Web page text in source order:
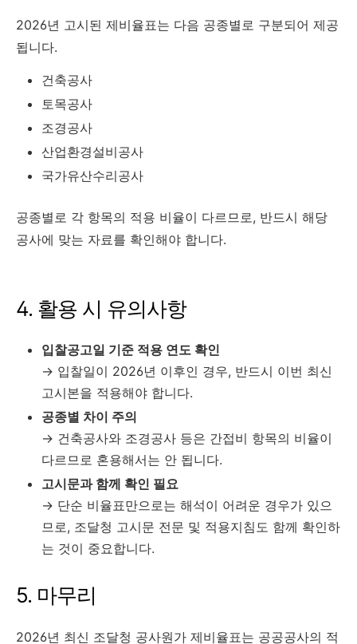
2026년 고시된 제비율표는 다음 공종별로 구분되어 제공
됩니다.
건축공사
토목공사
조경공사
산업환경설비공사
국가유산수리공사
공종별로 각 항목의 적용 비율이 다르므로, 반드시 해당
공사에 맞는 자료를 확인해야 합니다.
4. 활용 시 유의사항
입찰공고일 기준 적용 연도 확인
→ 입찰일이 2026년 이후인 경우, 반드시 이번 최신
고시본을 적용해야 합니다.
공종별 차이 주의
→ 건축공사와 조경공사 등은 간접비 항목의 비율이
다르므로 혼용해서는 안 됩니다.
고시문과 함께 확인 필요
→ 단순 비율표만으로는 해석이 어려운 경우가 있으
므로, 조달청 고시문 전문 및 적용지침도 함께 확인하
는 것이 중요합니다.
5. 마무리
2026년 최신 조달청 공사원가 제비율표는 공공공사의 적